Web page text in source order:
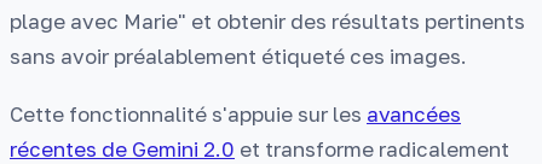
plage avec Marie" et obtenir des résultats pertinents
sans avoir préalablement étiqueté ces images.
Cette fonctionnalité s'appuie sur les avancées
récentes de Gemini 2.0 et transforme radicalement